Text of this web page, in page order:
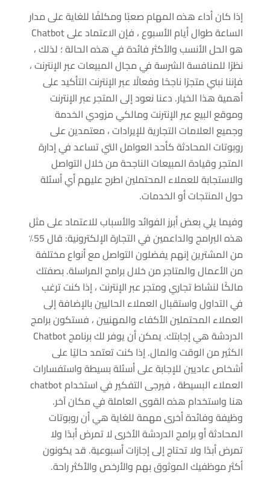
إذا كان أداء هذه المهام صعبًا ومكلفًا للغاية على مدار
الساعة طوال أيام الأسبوع ، فإن الاعتماد على Chatbot
هو الحل الأنسب والأكثر فائدة في هذه الحالة ؛ لذلك ،
نظرًا للمنافسة الشرسة في مجال المبيعات عبر الإنترنت ،
فإننا نبني متجرًا ناجحًا وفعالًا عبر الإنترنت التأكيد على
أهمية هذا الخيار. دعنا نعود إلى المتجر عبر الإنترنت
وموقع البيع عبر الإنترنت ومالكي مزودي الخدمة
وجميع العلامات التجارية للإيرادات ، معتمدين على
روبوتات المحادثة كأحد العوامل التي تساعد في إدارة
المتجر وقيادة المبيعات الناجحة من خلال التواصل
والاستجابة للعملاء المحتملين اطرح عليهم أي أسئلة
حول المنتجات أو الخدمات.
وفيما يلي بعض أبرز الفوائد والأسباب للاعتماد على مثل
هذه البرامج والداعمين في التجارة الإلكترونية: قال 55٪
من المشترين إنهم يفضلون التواصل مع أنواع مختلفة
من الأعمال والمتاجر من خلال برامج المراسلة. بصفتك
مالكًا لنشاط تجاري ومتجر عبر الإنترنت ، إذا كنت ترغب
في التداول واستقبال العملاء الحاليين بالإضافة إلى
العملاء المحتملين الأكفاء والمهنيين ، فستكون برامج
الدردشة هي إجابتك. يمكن أن يوفر لك برنامج Chatbot
الكثير من الوقت والمال. إذا كنت تعتمد حاليًا على
أشخاص عاديين للإجابة على أسئلة بسيطة واستفسارات
العملاء البسيطة ، فيرجى التفكير في استخدام chatbot
هنا واستخدام هذه القوى العاملة في مكان آخر.
وظيفة وفائدة أخرى مهمة للغاية هي أن روبوتات
المحادثة أو برامج الدردشة الأخرى لا تمرض أبدًا ولا
تمرض أبدًا ولا تحتاج إلى إجازات أسبوعية. قد يكونون
أكثر موظفيك الموثوق بهم والأرخص والأكثر راحة.